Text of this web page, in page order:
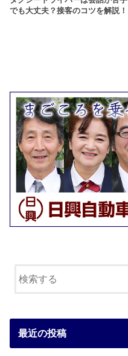
でも大丈夫？接客のコツを解説！
最近の投稿